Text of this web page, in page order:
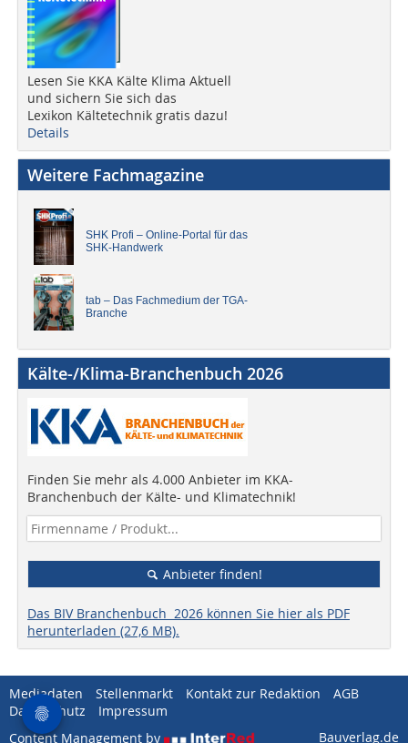
Lesen Sie KKA Kälte Klima Aktuell
und sichern Sie sich das
Lexikon Kältetechnik gratis dazu!
Details
Weitere Fachmagazine
SHK Profi – Online-Portal für das
SHK-Handwerk
tab – Das Fachmedium der TGA-
Branche
Kälte-/Klima-Branchenbuch 2026
Finden Sie mehr als 4.000 Anbieter im KKA-
Branchenbuch der Kälte- und Klimatechnik!
Anbieter finden!
Das BIV Branchenbuch 2026 können Sie hier als PDF
herunterladen (27,6 MB).
Mediadaten Stellenmarkt Kontakt zur Redaktion
AGB
Datenschutz
Impressum
Content Management by
Bauverlag.de